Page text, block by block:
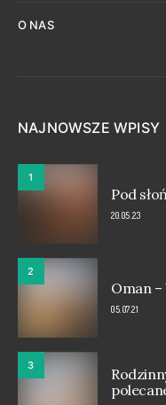
O NAS
NAJNOWSZE WPISY
1
Pod
20.05.23
2
Oman –
05.07.21
3